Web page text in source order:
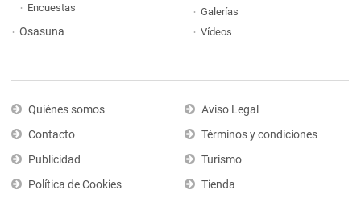
Encuestas
Osasuna
Galerías
Vídeos
Quiénes somos
Contacto
Publicidad
Política de Cookies
Aviso Legal
Términos y condiciones
Turismo
Tienda